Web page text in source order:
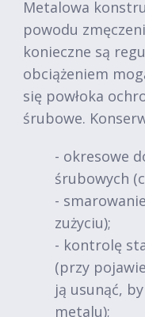
Metalowa
powodu
konieczne są
obciążeniem
się powłoka
śrubowe.
- okresowe
śrubowych
-
zużyciu);
- kontrolę
(przy
ją usunąć,
metalu);